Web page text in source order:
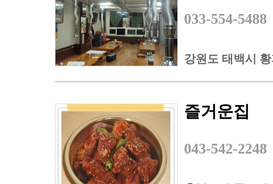
033-554-5488
강원도 태백시
즐거운집
043-542-2248